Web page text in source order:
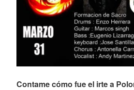
Contame cómo fue el irte a